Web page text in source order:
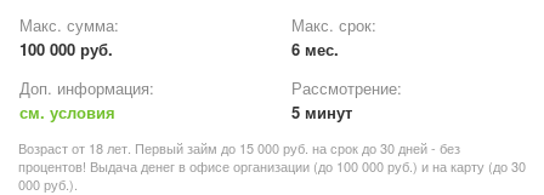
Макс. сумма:
100 000 руб.
Макс. срок:
6 мес.
Доп. информация:
см. условия
Рассмотрение:
5 минут
Возраст от 18 лет. Первый займ до 15 000 руб. на срок до 30 дней - без
процентов! Выдача денег в офисе организации (до 100 000 руб.) и на карту (до 30
000 руб.).